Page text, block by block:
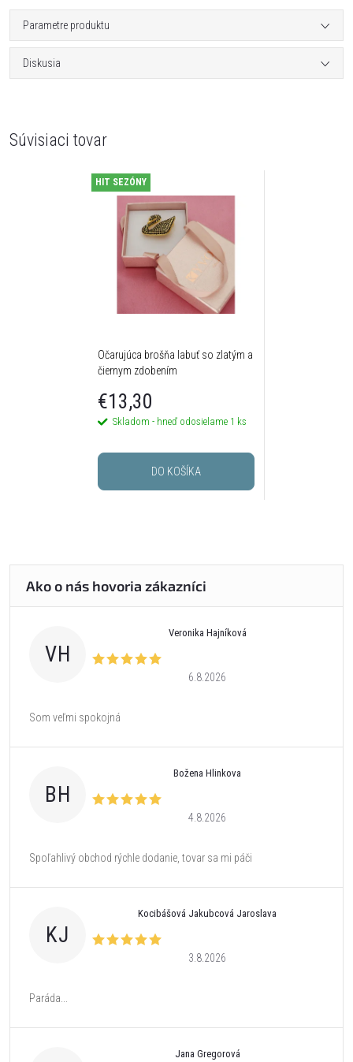
Parametre produktu
Diskusia
Súvisiaci tovar
HIT SEZÓNY
Očarujúca brošňa labuť so zlatým a
čiernym zdobením
€13,30
Skladom - hneď odosielame 1 ks
DO KOŠÍKA
VH
Veronika Hajníková
6.8.2026
Som veľmi spokojná
BH
Božena Hlinkova
4.8.2026
Spoľahlivý obchod rýchle dodanie, tovar sa mi páči
KJ
Kocibášová Jakubcová Jaroslava
3.8.2026
Paráda...
Jana Gregorová